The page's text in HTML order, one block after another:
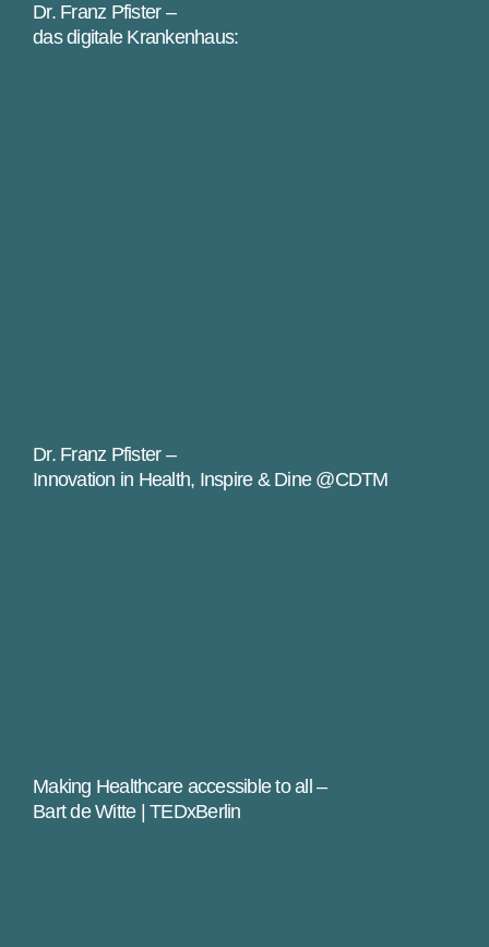
Dr. Franz Pfister –
das digitale Krankenhaus:
Dr. Franz Pfister –
Innovation in Health, Inspire & Dine @CDTM
Making Healthcare accessible to all –
Bart de Witte | TEDxBerlin